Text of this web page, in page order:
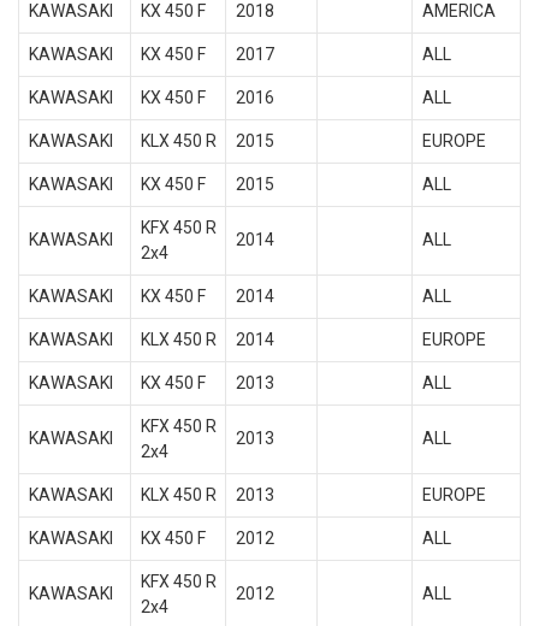
KAWASAKI KX 450 F 2018 AMERICA
KAWASAKI KX 450 F 2017 ALL
KAWASAKI KX 450 F 2016 ALL
KAWASAKI KLX 450 R 2015 EUROPE
KAWASAKI KX 450 F 2015 ALL
KAWASAKI
KFX 450 R
2x4
2014 ALL
KAWASAKI KX 450 F 2014 ALL
KAWASAKI KLX 450 R 2014 EUROPE
KAWASAKI KX 450 F 2013 ALL
KAWASAKI
KFX 450 R
2x4
2013 ALL
KAWASAKI KLX 450 R 2013 EUROPE
KAWASAKI KX 450 F 2012 ALL
KAWASAKI
KFX 450 R
2x4
2012 ALL